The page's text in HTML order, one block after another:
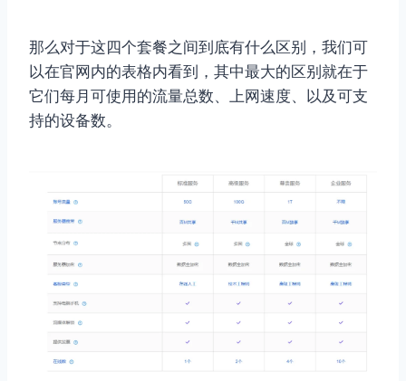
那么对于这四个套餐之间到底有什么区别，我们可
以在官网内的表格内看到，其中最大的区别就在于
它们每月可使用的流量总数、上网速度、以及可支
持的设备数。